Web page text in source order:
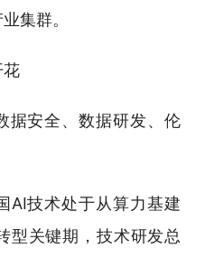
集群。
花
据安全、数据研发、伦
AI技术处于从算力基建
型关键期，技术研发总